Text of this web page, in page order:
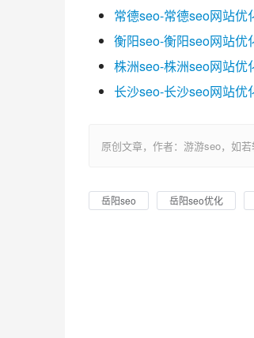
常德seo-常德seo网站优
衡阳seo-衡阳seo网站优
株洲seo-株洲seo网站优
长沙seo-长沙seo网站优
原创文章，作者：游游seo，如
岳阳seo 岳阳seo优化